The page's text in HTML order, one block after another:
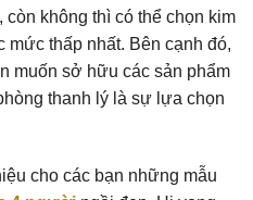
không thì có thể chọn kim
mức thấp nhất. Bên cạnh đó,
muốn sở hữu các sản phẩm
thanh lý là sự lựa chọn
cho các bạn những mẫu